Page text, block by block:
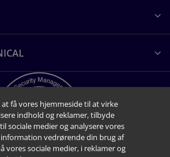
få vores hjemmeside til at virke
indhold og reklamer, tilbyde
sociale medier og analysere vores
vedrørende din brug af
vores sociale medier, i reklamer og